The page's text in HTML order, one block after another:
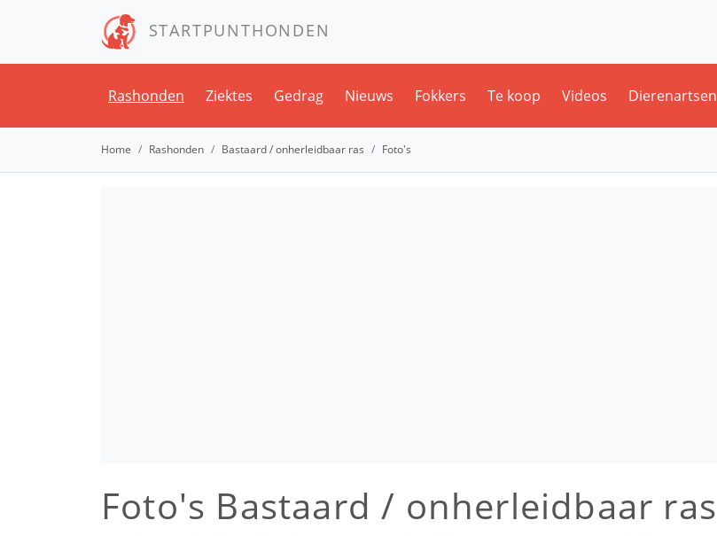
STARTPUNTHONDEN
Rashonden Ziektes Gedrag Nieuws Fokkers Te koop Videos Dierenartsen
Home Rashonden Bastaard / onherleidbaar ras Foto's
Foto's Bastaard / onherleidbaar ras